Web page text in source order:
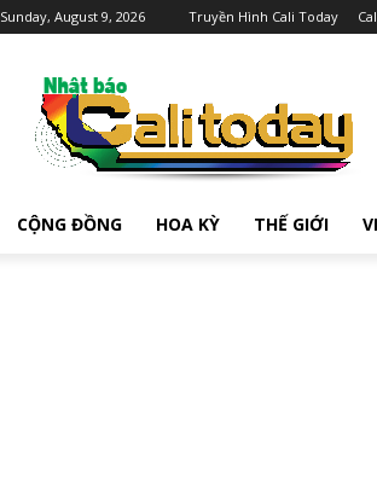
Sunday, August 9, 2026 Truyền Hình Cali Today
CỘNG ĐỒNG HOA KỲ THẾ GIỚI